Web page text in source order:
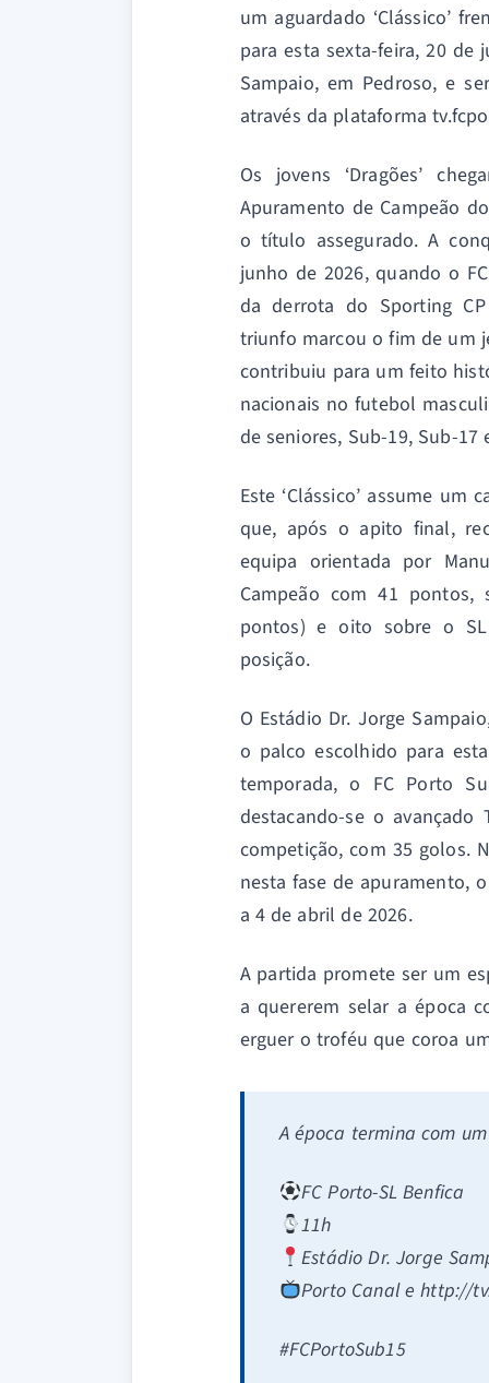
um aguardado ‘Clássico’
para esta sexta-feira, 20 de
Sampaio, em Pedroso, e
através da plataforma
Os jovens ‘Dragões’
Apuramento de Campeão
o título assegurado. A
junho de 2026, quando o
da derrota do Sporting
triunfo marcou o fim de um
contribuiu para um feito
nacionais no futebol
de seniores, Sub-19, Sub-17
Este ‘Clássico’ assume
que, após o apito final,
equipa orientada por
Campeão com 41
pontos) e oito sobre o
posição.
O Estádio Dr. Jorge
o palco escolhido para
temporada, o FC Porto
destacando-se o
competição, com 35 golos.
nesta fase de apuramento,
a 4 de abril de 2026.
A partida promete ser um
a quererem selar a época
erguer o troféu que coroa
A época termina com um
FC Porto-SL Benfica
11h
Estádio Dr. Jorge
Porto Canal e http://
#FCPortoSub15